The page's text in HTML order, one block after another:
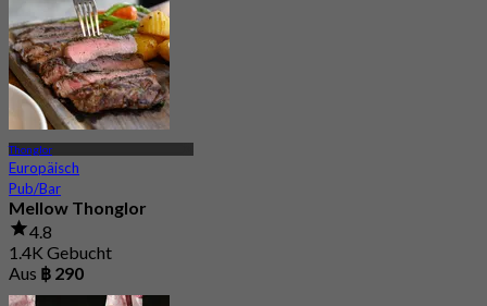
Thonglor
Europäisch
Pub/Bar
Mellow Thonglor
4.8
1.4K Gebucht
Aus ฿ 290